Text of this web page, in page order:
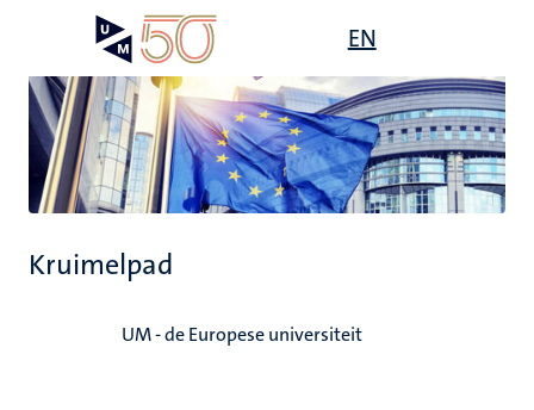
naar
inhoud
EN
the
Kruimelpad
UM - de Europese universiteit